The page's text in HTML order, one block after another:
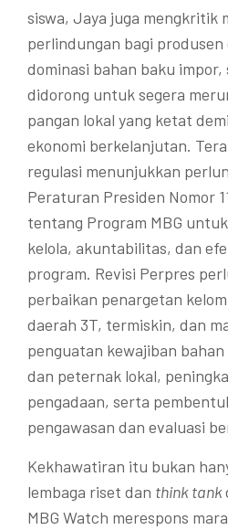
siswa, Jaya juga mengkritik
perlindungan bagi
dominasi bahan baku
didorong untuk segera
pangan lokal yang ketat
ekonomi berkelanjutan.
regulasi menunjukkan
Peraturan Presiden Nomor
tentang Program MBG
kelola, akuntabilitas, dan
program. Revisi Perpres
perbaikan penargetan
daerah 3T, termiskin, dan
penguatan kewajiban
dan peternak lokal,
pengadaan, serta
pengawasan dan evaluasi
Kekhawatiran itu bukan
lembaga riset dan think tank
MBG Watch merespons